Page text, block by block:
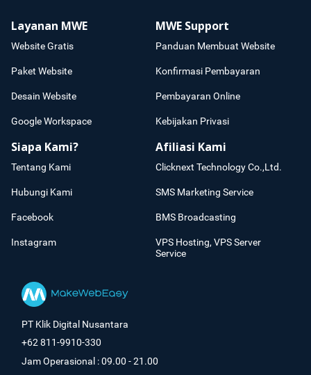
Layanan MWE
Website Gratis
Paket Website
Desain Website
Google Workspace
MWE Support
Panduan Membuat Website
Konfirmasi Pembayaran
Pembayaran Online
Kebijakan Privasi
Siapa Kami?
Tentang Kami
Hubungi Kami
Facebook
Instagram
Afiliasi Kami
Clicknext Technology Co.,Ltd.
SMS Marketing Service
BMS Broadcasting
VPS Hosting, VPS Server
Service
PT Klik Digital Nusantara
+62 811-9910-330
Jam Operasional : 09.00 - 21.00